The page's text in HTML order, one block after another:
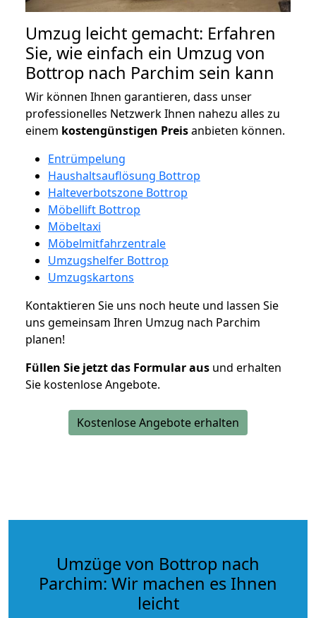
Umzug leicht gemacht: Erfahren
Sie, wie einfach ein Umzug von
Bottrop nach Parchim sein kann
Wir können Ihnen garantieren, dass unser
professionelles Netzwerk Ihnen nahezu alles zu
einem kostengünstigen Preisanbieten können.
Entrümpelung
Haushaltsauflösung Bottrop
Halteverbotszone Bottrop
Möbellift Bottrop
Möbeltaxi
Möbelmitfahrzentrale
Umzugshelfer Bottrop
Umzugskartons
Kontaktieren Sie uns noch heute und lassen Sie
uns gemeinsam Ihren Umzug nach Parchim
planen!
Füllen Sie jetzt das Formular aus und erhalten
Sie kostenlose Angebote.
Kostenlose Angebote erhalten
Umzüge von Bottrop nach
Parchim: Wir machen es Ihnen
leicht